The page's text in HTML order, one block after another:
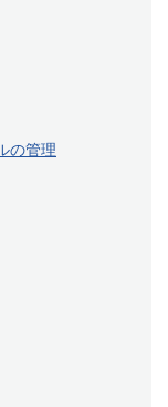
の管理